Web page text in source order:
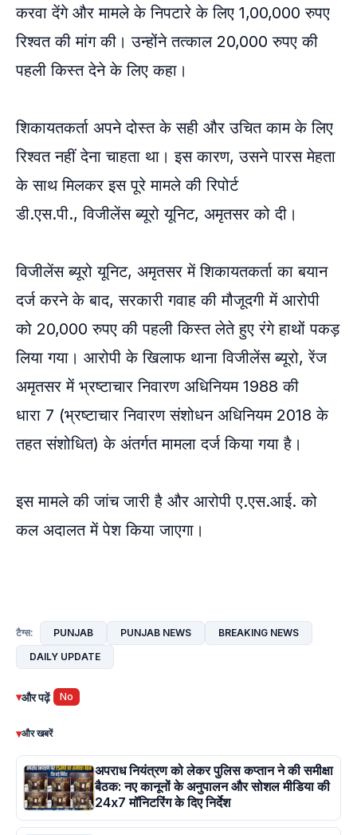
करवा देंगे और मामले के निपटारे के लिए 1,00,000 रुपए
रिश्वत की मांग की। उन्होंने तत्काल 20,000 रुपए की
पहली किस्त देने के लिए कहा।
शिकायतकर्ता अपने दोस्त के सही और उचित काम के लिए
रिश्वत नहीं देना चाहता था। इस कारण, उसने पारस मेहता
के साथ मिलकर इस पूरे मामले की रिपोर्ट
डी.एस.पी., विजीलेंस ब्यूरो यूनिट, अमृतसर को दी।
विजीलेंस ब्यूरो यूनिट, अमृतसर में शिकायतकर्ता का बयान
दर्ज करने के बाद, सरकारी गवाह की मौजूदगी में आरोपी
को 20,000 रुपए की पहली किस्त लेते हुए रंगे हाथों पकड़
लिया गया। आरोपी के खिलाफ थाना विजीलेंस ब्यूरो, रेंज
अमृतसर में भ्रष्टाचार निवारण अधिनियम 1988 की
धारा 7 (भ्रष्टाचार निवारण संशोधन अधिनियम 2018 के
तहत संशोधित) के अंतर्गत मामला दर्ज किया गया है।
इस मामले की जांच जारी है और आरोपी ए.एस.आई. को
कल अदालत में पेश किया जाएगा।
टैग्स: PUNJAB PUNJAB NEWS
BREAKING NEWS
DAILY UPDATE
▾और पढ़ें No
▾और खबरें
अपराध नियंत्रण को लेकर पुलिस कप्तान ने की समीक्षा
बैठक: नए कानूनों के अनुपालन और सोशल मीडिया की
24x7 मॉनिटरिंग के दिए निर्देश